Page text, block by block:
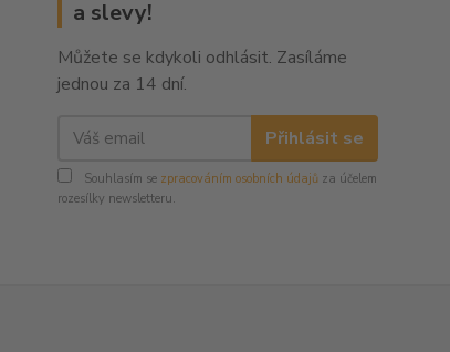
a slevy!
Můžete se kdykoli odhlásit. Zasíláme
jednou za 14 dní.
Přihlásit se
Souhlasím se zpracováním osobních údajů za účelem
rozesílky newsletteru.